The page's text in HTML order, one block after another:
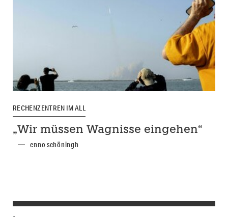
RECHENZENTREN IM ALL
„Wir müssen Wagnisse eingehen“
enno schöningh